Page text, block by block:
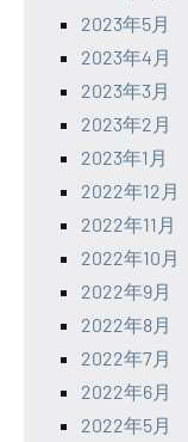
2023年5月
2023年4月
2023年3月
2023年2月
2023年1月
2022年12月
2022年11月
2022年10月
2022年9月
2022年8月
2022年7月
2022年6月
2022年5月